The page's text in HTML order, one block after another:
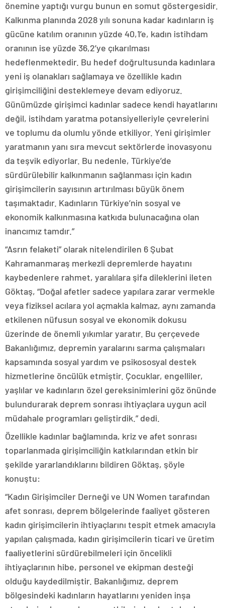
önemine yaptığı vurgu bunun en somut göstergesidir.
Kalkınma planında 2028 yılı sonuna kadar kadınların iş
gücüne katılım oranının yüzde 40,1’e, kadın istihdam
oranının ise yüzde 36,2’ye çıkarılması
hedeflenmektedir. Bu hedef doğrultusunda kadınlara
yeni iş olanakları sağlamaya ve özellikle kadın
girişimciliğini desteklemeye devam ediyoruz.
Günümüzde girişimci kadınlar sadece kendi hayatlarını
değil, istihdam yaratma potansiyelleriyle çevrelerini
ve toplumu da olumlu yönde etkiliyor. Yeni girişimler
yaratmanın yanı sıra mevcut sektörlerde inovasyonu
da teşvik ediyorlar. Bu nedenle, Türkiye’de
sürdürülebilir kalkınmanın sağlanması için kadın
girişimcilerin sayısının artırılması büyük önem
taşımaktadır. Kadınların Türkiye’nin sosyal ve
ekonomik kalkınmasına katkıda bulunacağına olan
inancımız tamdır.”
“Asrın felaketi” olarak nitelendirilen 6 Şubat
Kahramanmaraş merkezli depremlerde hayatını
kaybedenlere rahmet, yaralılara şifa dileklerini ileten
Göktaş, “Doğal afetler sadece yapılara zarar vermekle
veya fiziksel acılara yol açmakla kalmaz, aynı zamanda
etkilenen nüfusun sosyal ve ekonomik dokusu
üzerinde de önemli yıkımlar yaratır. Bu çerçevede
Bakanlığımız, depremin yaralarını sarma çalışmaları
kapsamında sosyal yardım ve psikososyal destek
hizmetlerine öncülük etmiştir. Çocuklar, engelliler,
yaşlılar ve kadınların özel gereksinimlerini göz önünde
bulundurarak deprem sonrası ihtiyaçlara uygun acil
müdahale programları geliştirdik.” dedi.
Özellikle kadınlar bağlamında, kriz ve afet sonrası
toparlanmada girişimciliğin katkılarından etkin bir
şekilde yararlandıklarını bildiren Göktaş, şöyle
konuştu:
“Kadın Girişimciler Derneği ve UN Women tarafından
afet sonrası, deprem bölgelerinde faaliyet gösteren
kadın girişimcilerin ihtiyaçlarını tespit etmek amacıyla
yapılan çalışmada, kadın girişimcilerin ticari ve üretim
faaliyetlerini sürdürebilmeleri için öncelikli
ihtiyaçlarının hibe, personel ve ekipman desteği
olduğu kaydedilmiştir. Bakanlığımız, deprem
bölgesindeki kadınların hayatlarını yeniden inşa